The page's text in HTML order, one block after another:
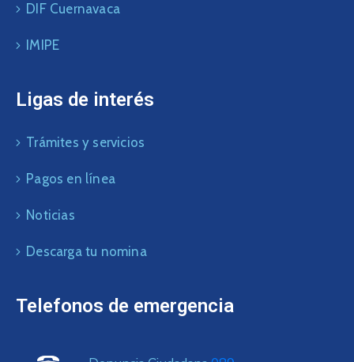
DIF Cuernavaca
IMIPE
Ligas de interés
Trámites y servicios
Pagos en línea
Noticias
Descarga tu nomina
Telefonos de emergencia